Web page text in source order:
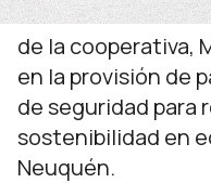
La ministra
de la cooperativa,
en la provisión de
de seguridad para
sostenibilidad en
Neuquén.